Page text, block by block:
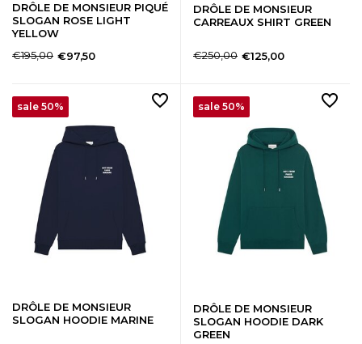
DRÔLE DE MONSIEUR PIQUÉ
SLOGAN ROSE LIGHT
YELLOW
€195,00 €97,50
DRÔLE DE MONSIEUR
CARREAUX SHIRT GREEN
€250,00 €125,00
sale 50%
DRÔLE DE MONSIEUR
SLOGAN HOODIE MARINE
sale 50%
DRÔLE DE MONSIEUR
SLOGAN HOODIE DARK
GREEN